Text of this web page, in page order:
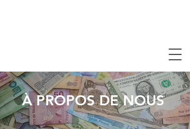
À PROPOS DE NOUS